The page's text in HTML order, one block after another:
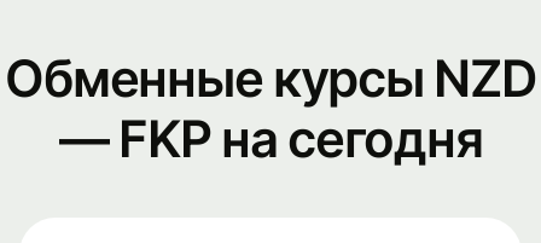
Обменные курсы NZD
— FKP на сегодня